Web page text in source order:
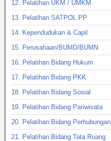
12. Pelatihan UKM / UMKM
13. Pelatihan SATPOL PP
14. Kependudukan & Capil
15. Perusahaan/BUMD/BUMN
16. Pelatihan Bidang Hukum
17. Pelatihan Bidang PKK
18. Pelatihan Bidang Sosial
19. Pelatihan Bidang Pariwisata
20. Pelatihan Bidang Perhubungan
21. Pelatihan Bidang Tata Ruang